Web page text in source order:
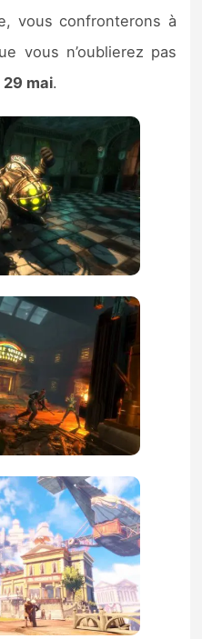
vous confronterons à
vous n’oublierez pas
29 mai.